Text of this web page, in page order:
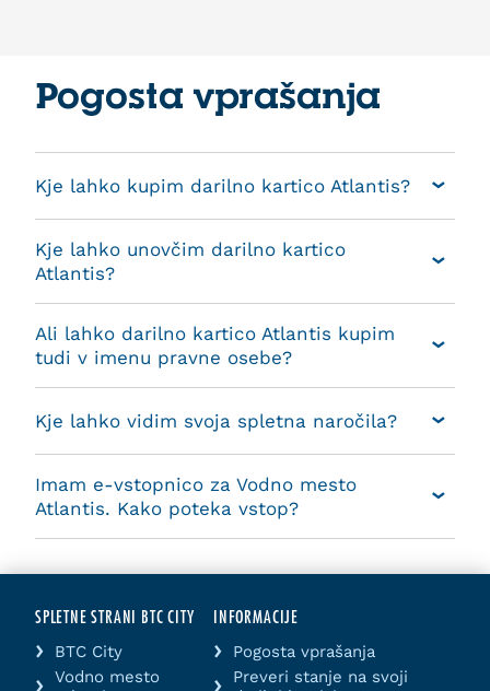
Pogosta vprašanja
Kje lahko kupim darilno kartico Atlantis?
Kje lahko unovčim darilno kartico
Atlantis?
Ali lahko darilno kartico Atlantis kupim
tudi v imenu pravne osebe?
Kje lahko vidim svoja spletna naročila?
Imam e-vstopnico za Vodno mesto
Atlantis. Kako poteka vstop?
SPLETNE STRANI BTC CITY
BTC City
Vodno mesto
INFORMACIJE
Pogosta vprašanja
Preveri stanje na svoji